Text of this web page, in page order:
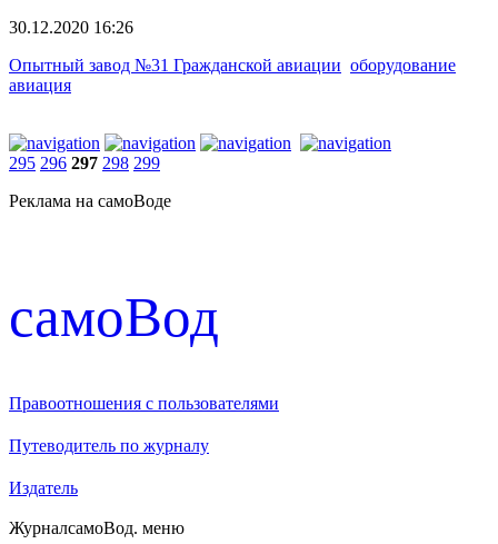
30.12.2020 16:26
Опытный завод №31 Гражданской авиации оборудование
авиация
295 296 297 298 299
Реклама на самоВоде
cамоВод
Правоотношения с пользователями
Путеводитель по журналу
Издатель
ЖурналсамоВод. меню